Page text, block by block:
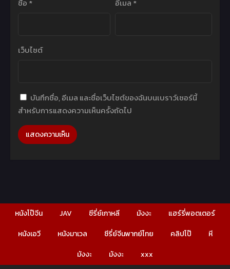
ชื่อ * อีเมล *
เว็บไซต์
บันทึกชื่อ, อีเมล และชื่อเว็บไซต์ของฉันบนเบราว์เซอร์นี้
สำหรับการแสดงความเห็นครั้งถัดไป
หนังโป๊จีน JAV ซีรี่ย์เกาหลี มังงะ
แฮร์รี่พอตเตอร์
หนังเอวี
หนังมาเวล ซีรี่ย์จีนพากย์ไทย คลิปโป๊
หี
มังงะ
มังงะ xxx